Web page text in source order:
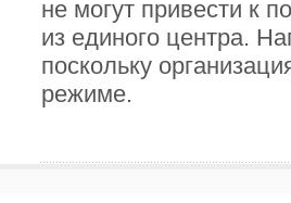
не могут привести к
из единого центра.
поскольку
режиме.